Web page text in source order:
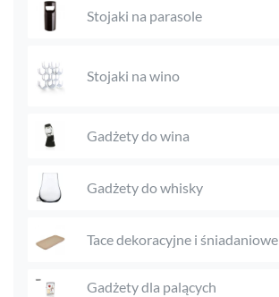
Stojaki na parasole
Stojaki na wino
Gadżety do wina
Gadżety do whisky
Tace dekoracyjne i śniadaniowe
Gadżety dla palących